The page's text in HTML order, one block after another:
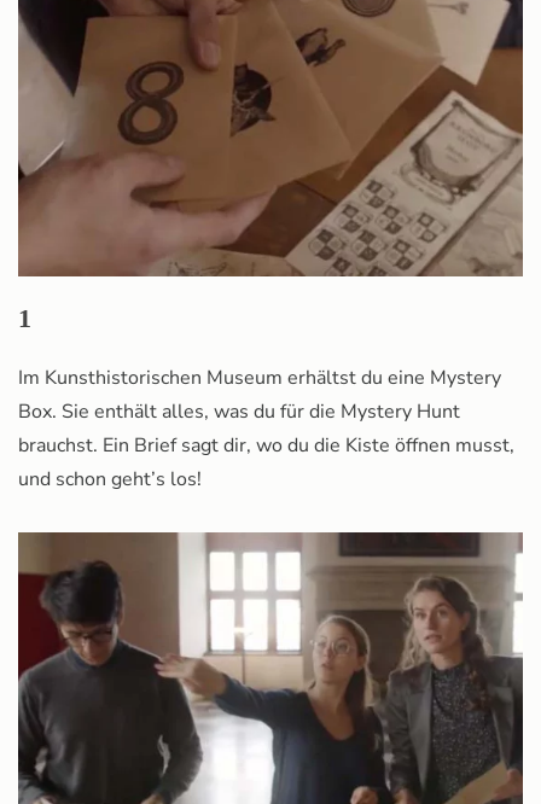
1
Im Kunsthistorischen Museum erhältst du eine Mystery
Box. Sie enthält alles, was du für die Mystery Hunt
brauchst. Ein Brief sagt dir, wo du die Kiste öffnen musst,
und schon geht’s los!